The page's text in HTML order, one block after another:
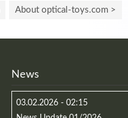
About optical-toys.com >
News
03.02.2026 - 02:15